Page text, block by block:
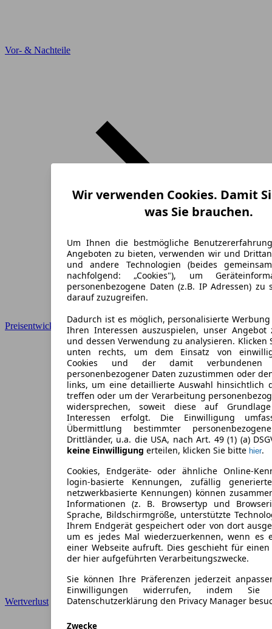
Wir verwenden Cookies. Damit
was Sie brauchen.
Um Ihnen die bestmögliche
Angeboten zu bieten, verwenden wir und
und andere Technologien (beides
nachfolgend: „Cookies"), um
personenbezogene Daten (z.B. IP Adressen) zu
darauf zuzugreifen.
Dadurch ist es möglich, personalisierte
Ihren Interessen auszuspielen, unser Angebot
und dessen Verwendung zu analysieren. Klicken
unten rechts, um dem Einsatz von
Cookies und der damit verbundenen
personenbezogener Daten zuzustimmen oder
links, um eine detaillierte Auswahl hinsichtlich
treffen oder um der Verarbeitung
widersprechen, soweit diese auf
Interessen erfolgt. Die Einwilligung
Übermittlung bestimmter
Drittländer, u.a. die USA, nach Art. 49 (1) (a)
keine Einwilligung erteilen, klicken Sie bitte hier.
Cookies, Endgeräte- oder ähnliche Online-
login-basierte Kennungen, zufällig
netzwerkbasierte Kennungen) können
Informationen (z. B. Browsertyp und
Sprache, Bildschirmgröße, unterstützte
Ihrem Endgerät gespeichert oder von dort
um es jedes Mal wiederzuerkennen, wenn es
einer Webseite aufruft. Dies geschieht für
der hier aufgeführten Verarbeitungszwecke.
Sie können Ihre Präferenzen jederzeit
Einwilligungen widerrufen, indem
Datenschutzerklärung den Privacy Manager
Zwecke
Vor- & Nachteile
Preisentwicklung
Wertverlust